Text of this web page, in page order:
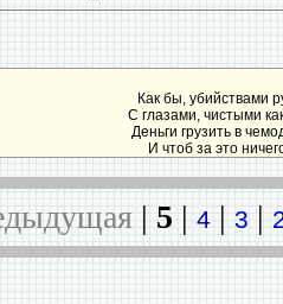
Как бы, убийствами
С глазами, чистыми
Деньги грузить в
И чтоб за это
| 5 | 4 | 3 |